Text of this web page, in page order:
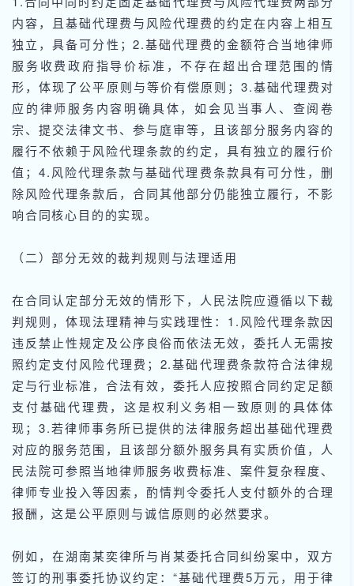
内容，且基础代理费与风险代理费的约定在内容上相互
独立，具备可分性；2.基础代理费的金额符合当地律师
服务收费政府指导价标准，不存在超出合理范围的情
形，体现了公平原则与等价有偿原则；3.基础代理费对
应的律师服务内容明确具体，如会见当事人、查阅卷
宗、提交法律文书、参与庭审等，且该部分服务内容的
履行不依赖于风险代理条款的约定，具有独立的履行价
值；4.风险代理条款与基础代理费条款具有可分性，删
除风险代理条款后，合同其他部分仍能独立履行，不影
响合同核心目的的实现。
（二）部分无效的裁判规则与法理适用
在合同认定部分无效的情形下，人民法院应遵循以下裁
判规则，体现法理精神与实践理性：1.风险代理条款因
违反禁止性规定及公序良俗而依法无效，委托人无需按
照约定支付风险代理费；2.基础代理费条款符合法律规
定与行业标准，合法有效，委托人应按照合同约定足额
支付基础代理费，这是权利义务相一致原则的具体体
现；3.若律师事务所已提供的法律服务超出基础代理费
对应的服务范围，且该部分额外服务具有实质价值，人
民法院可参照当地律师服务收费标准、案件复杂程度、
律师专业投入等因素，酌情判令委托人支付额外的合理
报酬，这是公平原则与诚信原则的必然要求。
例如，在湖南某奕律所与肖某委托合同纠纷案中，双方
签订的刑事委托协议约定：“基础代理费5万元，用于律